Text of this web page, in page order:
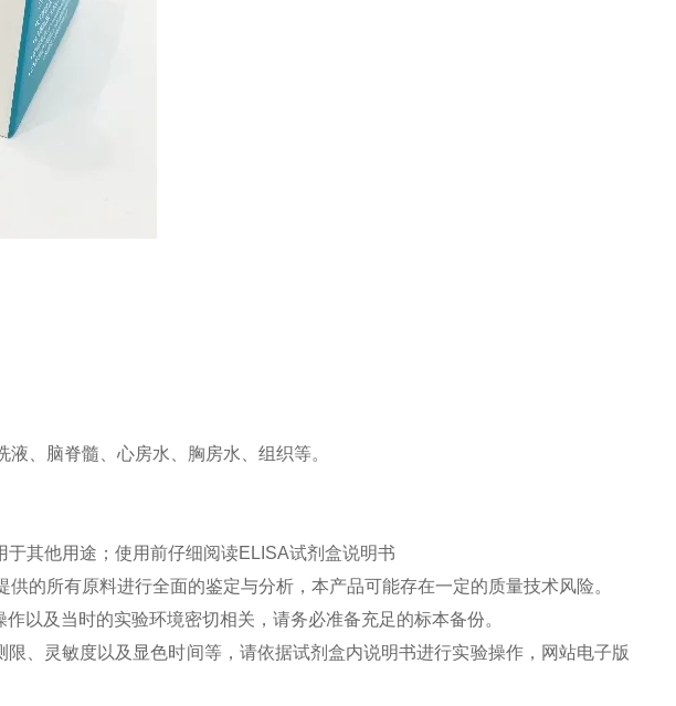
、脑脊髓、心房水、胸房水、组织等。
其他用途；使用前仔细阅读ELISA试剂盒说明书
的所有原料进行全面的鉴定与分析，本产品可能存在一定的质量技术风险。
以及当时的实验环境密切相关，请务必准备充足的标本备份。
、灵敏度以及显色时间等，请依据试剂盒内说明书进行实验操作，网站电子版